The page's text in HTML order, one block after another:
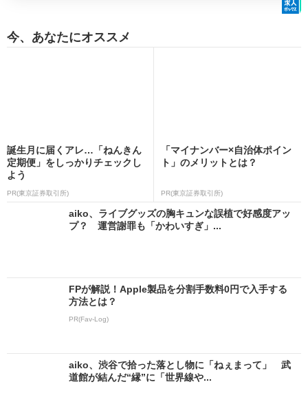
今、あなたにオススメ
誕生月に届くアレ…「ねんきん
定期便」をしっかりチェックし
よう
PR(東京証券取引所)
「マイナンバー×自治体ポイン
ト」のメリットとは？
PR(東京証券取引所)
aiko、ライブグッズの胸キュンな誤植で好感度アッ
プ？ 運営謝罪も「かわいすぎ」...
FPが解説！Apple製品を分割手数料0円で入手する
方法とは？
PR(Fav-Log)
aiko、渋谷で拾った落とし物に「ねぇまって」 武
道館が結んだ“縁”に「世界線や...